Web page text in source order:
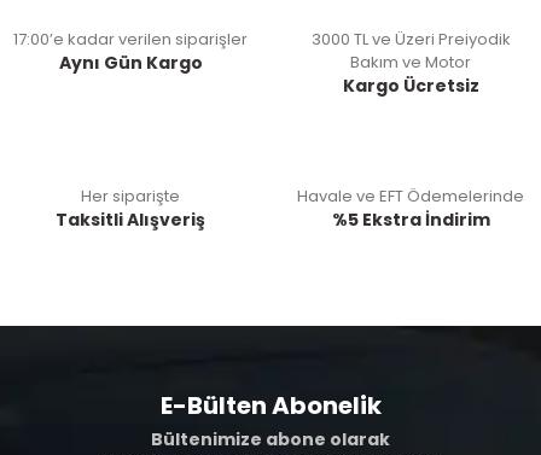
17:00’e kadar verilen siparişler
Aynı Gün Kargo
3000 TL ve Üzeri Preiyodik
Bakım ve Motor
Kargo Ücretsiz
Her siparişte
Taksitli Alışveriş
Havale ve EFT Ödemelerinde
%5 Ekstra İndirim
E-Bülten Abonelik
Bültenimize abone olarak